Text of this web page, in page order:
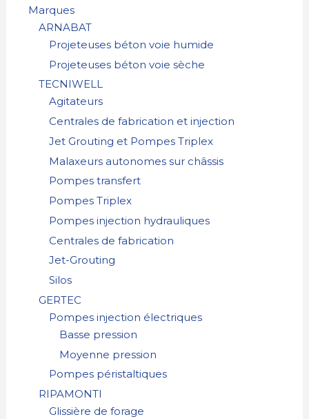
Marques
ARNABAT
Projeteuses béton voie humide
Projeteuses béton voie sèche
TECNIWELL
Agitateurs
Centrales de fabrication et injection
Jet Grouting et Pompes Triplex
Malaxeurs autonomes sur châssis
Pompes transfert
Pompes Triplex
Pompes injection hydrauliques
Centrales de fabrication
Jet-Grouting
Silos
GERTEC
Pompes injection électriques
Basse pression
Moyenne pression
Pompes péristaltiques
RIPAMONTI
Glissière de forage